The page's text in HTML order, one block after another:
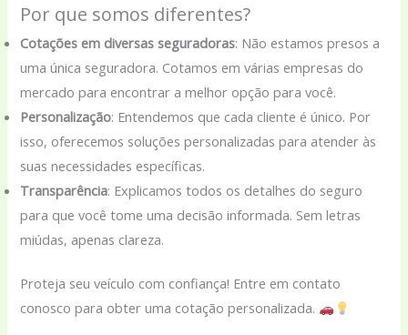
Por que somos diferentes?
Cotações em diversas seguradoras: Não estamos presos a
uma única seguradora. Cotamos em várias empresas do
mercado para encontrar a melhor opção para você.
Personalização: Entendemos que cada cliente é único. Por
isso, oferecemos soluções personalizadas para atender às
suas necessidades específicas.
Transparência: Explicamos todos os detalhes do seguro
para que você tome uma decisão informada. Sem letras
miúdas, apenas clareza.
Proteja seu veículo com confiança! Entre em contato
conosco para obter uma cotação personalizada.